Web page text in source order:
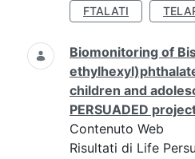
FTALATI
Biomonitoring of
children and
PERSUADED
Contenuto Web
Risultati di Life